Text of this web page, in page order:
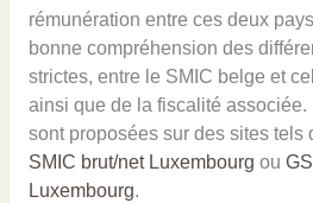
rémunération entre ces deux
bonne compréhension des
strictes, entre le SMIC belge et
ainsi que de la fiscalité
sont proposées sur des sites tels
SMIC brut/net Luxembourg ou
Luxembourg.